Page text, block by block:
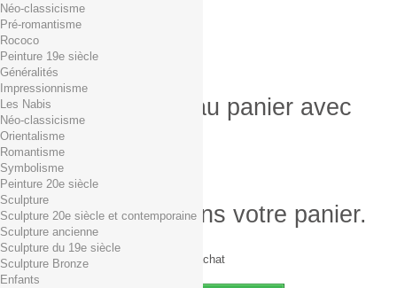
0,01€ dès 29€ d'achat
0,00 € Total
Commander
Produit ajouté au panier avec
succès
Quantité
Total
Il y a 1 produit dans votre panier.
Total produits TTC
Frais de port TTC
0,01€ dès 29€ d'achat
Total TTC
Néo-classicisme
Pré-romantisme
Rococo
Peinture 19e siècle
Généralités
Impressionnisme
Les Nabis
Néo-classicisme
Orientalisme
Romantisme
Symbolisme
Peinture 20e siècle
Sculpture
Sculpture 20e siècle et contemporaine
Sculpture ancienne
Sculpture du 19e siècle
Sculpture Bronze
Enfants